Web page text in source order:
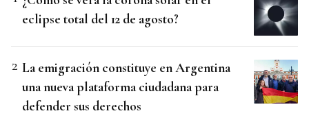
eclipse total del 12 de agosto?
La emigración constituye en Argentina
una nueva plataforma ciudadana para
defender sus derechos